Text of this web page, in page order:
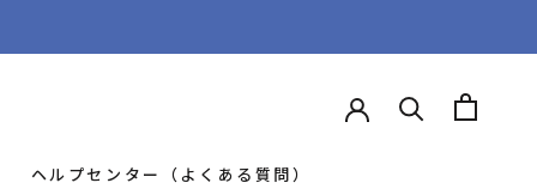
ヘルプセンター（よくある質問）